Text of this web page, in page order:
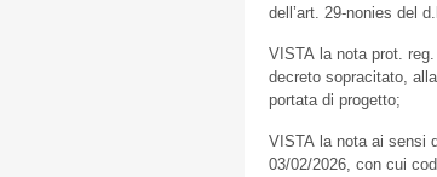
dell’art. 29-nonies del
VISTA la nota prot.
decreto sopracitato,
portata di progetto;
VISTA la nota ai sensi
03/02/2026, con cui